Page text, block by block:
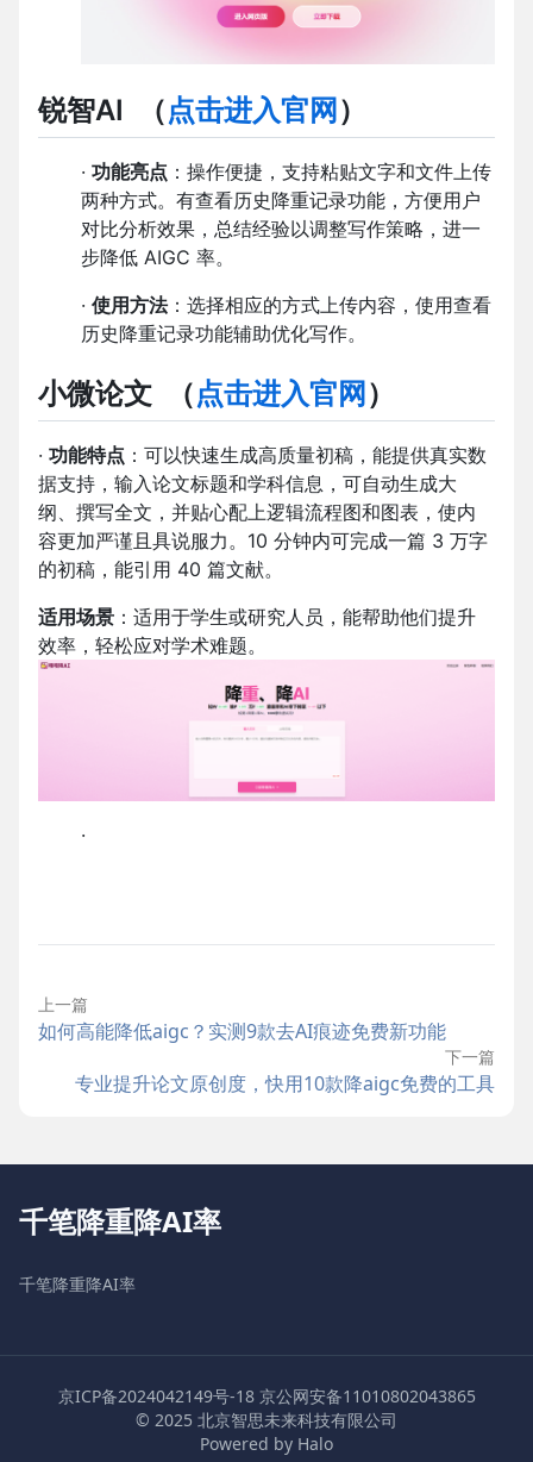
锐智AI （点击进入官网 ）
· 功能亮点 ：操作便捷，支持粘贴文字和文件上传
两种方式。有查看历史降重记录功能，方便用户
对比分析效果，总结经验以调整写作策略，进一
步降低 AIGC 率。
· 使用方法：选择相应的方式上传内容，使用查看
历史降重记录功能辅助优化写作。
小微论文 （点击进入官网 ）
· 功能特点 ：可以快速生成高质量初稿，能提供真实数
据支持，输入论文标题和学科信息，可自动生成大
纲、撰写全文，并贴心配上逻辑流程图和图表，使内
容更加严谨且具说服力。10 分钟内可完成一篇 3 万字
的初稿，能引用 40 篇文献。
适用场景 ：适用于学生或研究人员，能帮助他们提升
效率，轻松应对学术难题。
·
上一篇
如何高能降低aigc？实测9款去AI痕迹免费新功能
下一篇
专业提升论文原创度，快用10款降aigc免费的工具
千笔降重降AI率
千笔降重降AI率
京ICP备2024042149号-18 京公网安备11010802043865
© 2025 北京智思未来科技有限公司
Powered by Halo